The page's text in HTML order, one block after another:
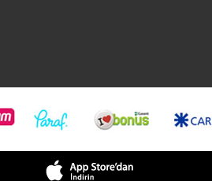
Sezon : YAZLIK
Renk